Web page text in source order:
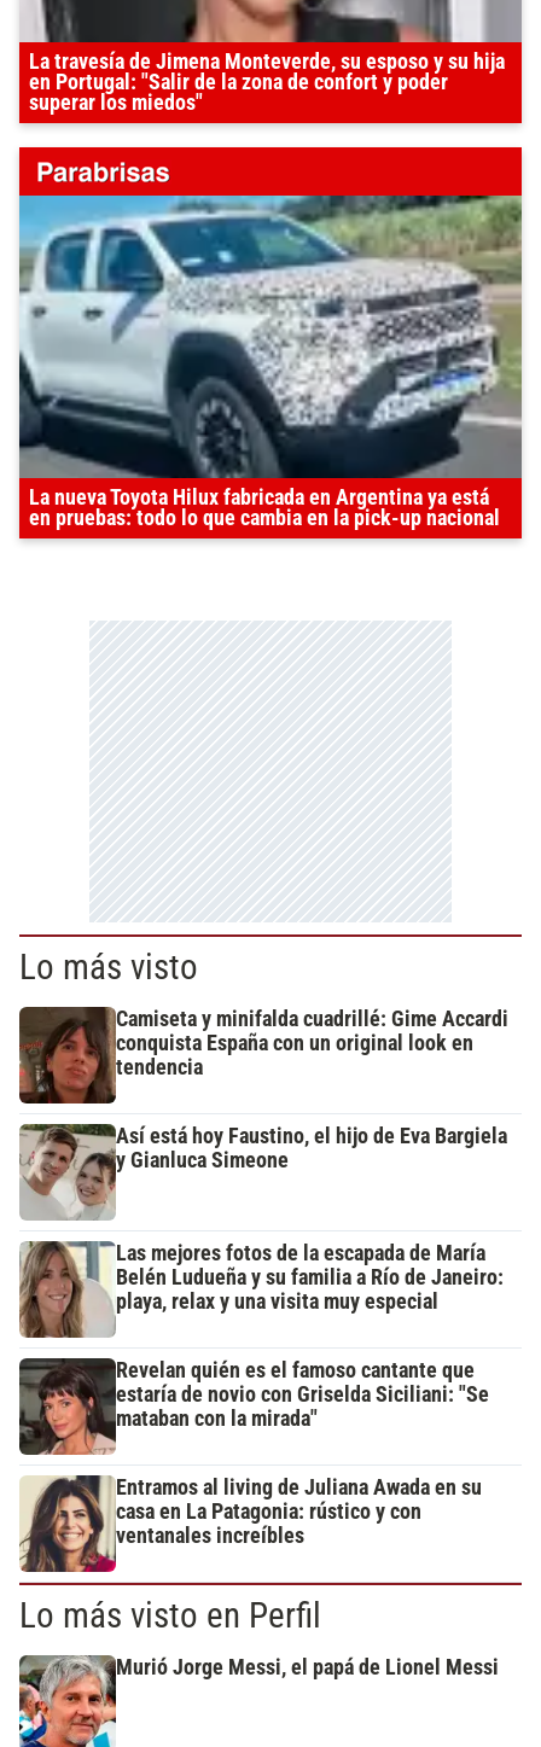
La travesía de Jimena Monteverde, su esposo y su hija
en Portugal: "Salir de la zona de confort y poder
superar los miedos"
La nueva Toyota Hilux fabricada en Argentina ya está
en pruebas: todo lo que cambia en la pick-up nacional
Lo más visto
Camiseta y minifalda cuadrillé: Gime Accardi
conquista España con un original look en
tendencia
Así está hoy Faustino, el hijo de Eva Bargiela
y Gianluca Simeone
Las mejores fotos de la escapada de María
Belén Ludueña y su familia a Río de Janeiro:
playa, relax y una visita muy especial
Revelan quién es el famoso cantante que
estaría de novio con Griselda Siciliani: "Se
mataban con la mirada"
Entramos al living de Juliana Awada en su
casa en La Patagonia: rústico y con
ventanales increíbles
Lo más visto en Perfil
Murió Jorge Messi, el papá de Lionel Messi